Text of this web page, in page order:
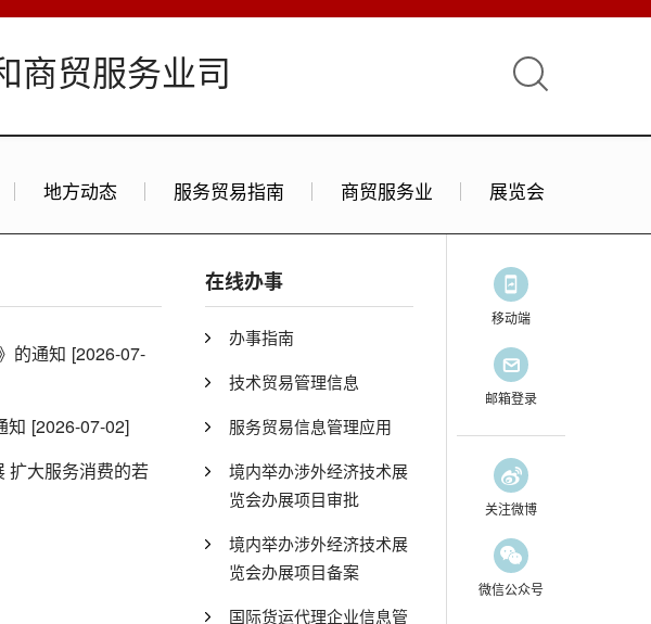
商贸服务业司
地方动态 服务贸易指南 商贸服务业 展览会
的通知 [2026-07-
知 [2026-07-02]
扩大服务消费的若
在线办事
办事指南
技术贸易管理信息
服务贸易信息管理应用
境内举办涉外经济技术展
览会办展项目审批
境内举办涉外经济技术展
览会办展项目备案
国际货运代理企业信息管
移动端
邮箱登录
关注微博
微信公众号